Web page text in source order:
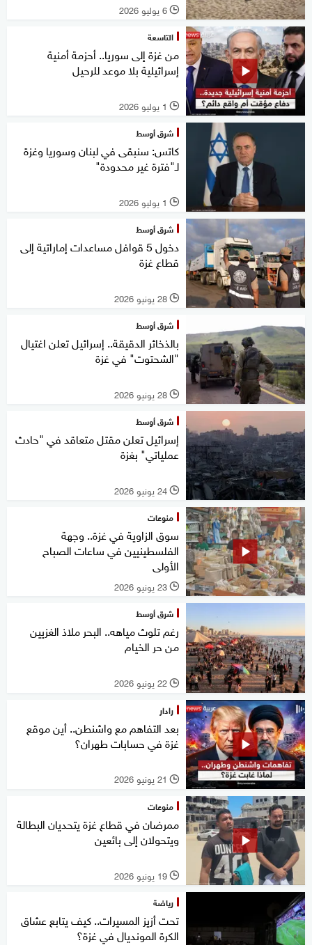
l 6 يوليو 2026
التاسعة
من غزة إلى سوريا.. أحزمة أمنية
إسرائيلية بلا موعد للرحيل
l 1 يوليو 2026
شرق أوسط
كاتس: سنبقى في لبنان وسوريا وغزة
لـ"فترة غير محدودة"
l 1 يوليو 2026
شرق أوسط
دخول 5 قوافل مساعدات إماراتية إلى
قطاع غزة
l 28 يونيو 2026
شرق أوسط
بالذخائر الدقيقة.. إسرائيل تعلن اغتيال
"الشحتوت" في غزة
l 28 يونيو 2026
شرق أوسط
إسرائيل تعلن مقتل متعاقد في "حادث
عملياتي" بغزة
l 24 يونيو 2026
منوعات
سوق الزاوية في غزة.. وجهة
الفلسطينيين في ساعات الصباح
الأولى
l 23 يونيو 2026
شرق أوسط
رغم تلوث مياهه.. البحر ملاذ الغزيين
من حر الخيام
l 22 يونيو 2026
رادار
بعد التفاهم مع واشنطن.. أين موقع
غزة في حسابات طهران؟
l 21 يونيو 2026
منوعات
ممرضان في قطاع غزة يتحديان البطالة
ويتحولان إلى بائعين
l 19 يونيو 2026
رياضة
تحت أزيز المسيرات.. كيف يتابع عشاق
الكرة المونديال في غزة؟